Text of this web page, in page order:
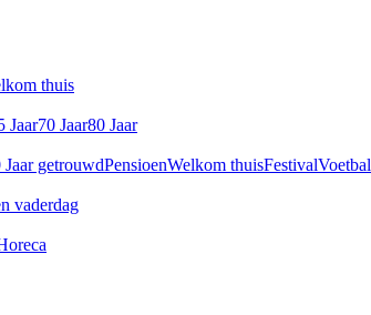
thuis
Jaar70 Jaar80 Jaar
Jaar getrouwdPensioenWelkom thuisFestivalVoetbal
vaderdag